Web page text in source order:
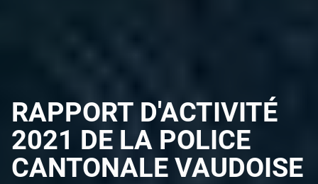
RAPPORT D'ACTIVITÉ
2021 DE LA POLICE
CANTONALE VAUDOISE